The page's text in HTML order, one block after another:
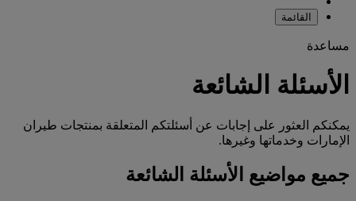
القائمة
مساعدة
الأسئلة الشائعة
يمكنكم العثور على إجابات عن أسئلتكم المتعلقة بمنتجات طيران
الإمارات وخدماتها وغيرها.
جميع مواضيع الأسئلة الشائعة